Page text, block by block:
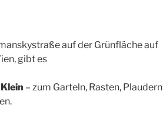
auf der Grünfläche auf
gibt es
– zum Garteln, Rasten, Plaudern